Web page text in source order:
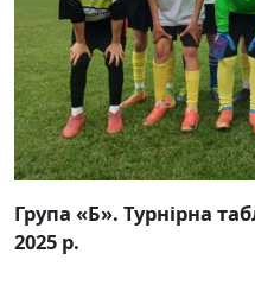
Група «Б». Турнірна
2025 р.